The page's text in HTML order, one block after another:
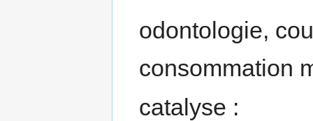
odontologie,
consommation
catalyse :